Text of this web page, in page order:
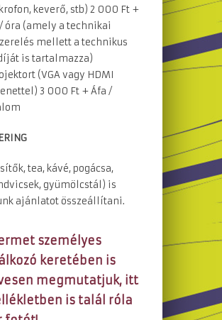
keverő, stb) 2 000 Ft +
óra (amely a technikai
mellett a technikus
is tartalmazza)
(VGA vagy HDMI
3 000 Ft + Áfa /
tea, kávé, pogácsa,
gyümölcstál) is
ajánlatot összeállítani.
személyes
keretében is
megmutatjuk, itt
is talál róla